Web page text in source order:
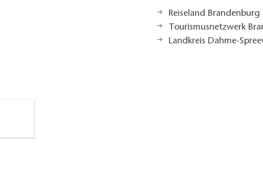
Reiseland Brandenburg
Tourismusnetzwerk
Landkreis Dahme-